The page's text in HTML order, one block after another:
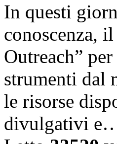
In questi
conoscenza,
Outreach”
strumenti dal
le risorse
divulgativi